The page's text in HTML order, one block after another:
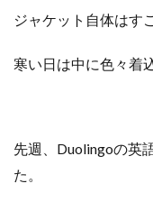
ジャケット自体はす
寒い日は中に色々着
先週、Duolingoの英
た。